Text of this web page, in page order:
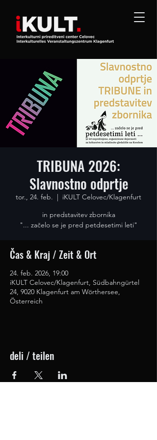
TRIBUNA 2026:
Slavnostno odprtje
tor., 24. feb.
  |
iKULT Celovec/Klagenfurt
in predstavitev zbornika
"... začelo se je pred petdesetimi leti"
Čas & Kraj / Zeit & Ort
24. feb. 2026, 19:00
iKULT Celovec/Klagenfurt, Südbahngürtel
24, 9020 Klagenfurt am Wörthersee,
Österreich
deli / teilen